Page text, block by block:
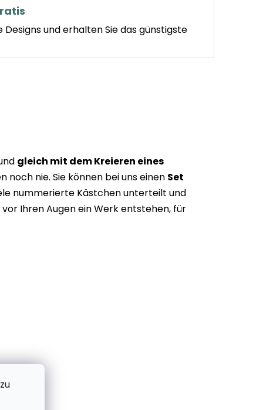
Designs und erhalten Sie das günstigste
gleich mit dem Kreieren eines
noch nie. Sie können bei uns einen Set
nummerierte Kästchen unterteilt und
Ihren Augen ein Werk entstehen, für